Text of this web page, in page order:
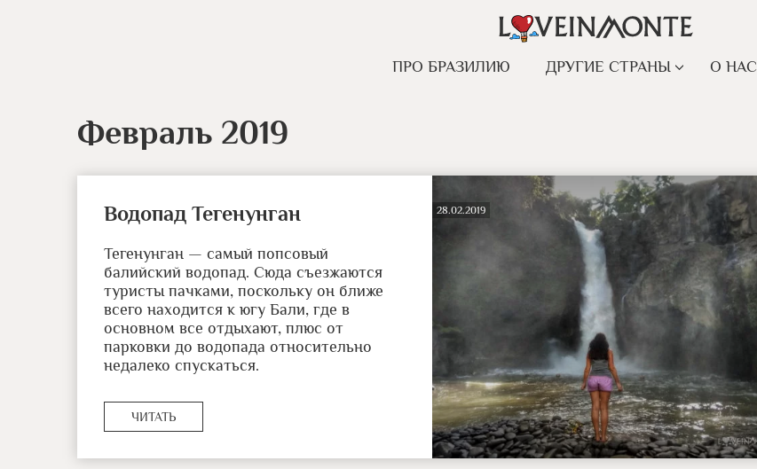
ПРО БРАЗИЛИЮ ДРУГИЕ СТРАНЫ О НАС
Февраль 2019
28.02.2019
Водопад Тегенунган
Тегенунган — самый попсовый
балийский водопад. Сюда съезжаются
туристы пачками, поскольку он ближе
всего находится к югу Бали, где в
основном все отдыхают, плюс от
парковки до водопада относительно
недалеко спускаться.
ЧИТАТЬ